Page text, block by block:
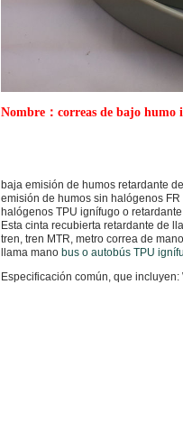
Nombre：correas de bajo humo
baja emisión de humos retardante
emisión de humos sin halógenos
halógenos TPU ignífugo o
Esta cinta recubierta retardante de
tren, tren MTR, metro correa de
llama mano bus o autobús TPU
Especificación común, que incluyen: